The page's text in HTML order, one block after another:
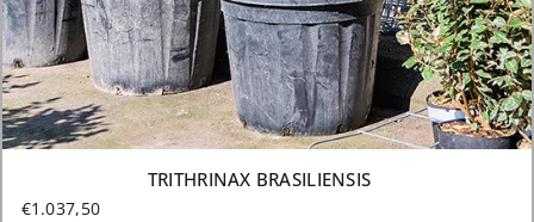
TRITHRINAX BRASILIENSIS
€1.037,50